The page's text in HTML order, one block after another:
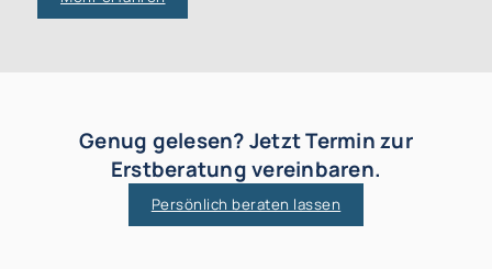
Genug gelesen? Jetzt Termin zur
Erstberatung vereinbaren.
Persönlich beraten lassen